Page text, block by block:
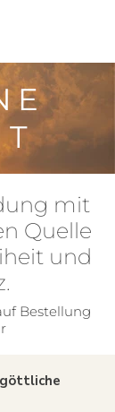
mit
Quelle
und
Bestellung